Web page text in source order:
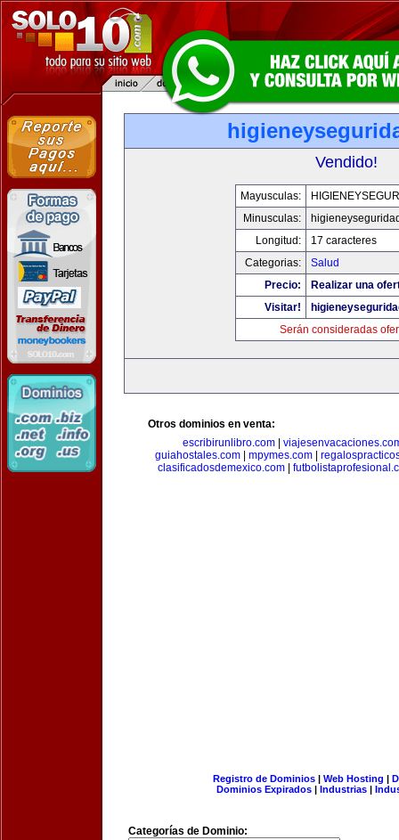
Vendido!
Mayusculas:
Minusculas:
Longitud:
17 caracteres
Categorias:
Salud
Precio:
Realizar una
Visitar!
Serán consideradas
Otros dominios en venta:
escribirunlibro.com
guiahostales.com| mpymes.com|
clasificadosdemexico.com|
Registro de Dominios| Web Hosting |
Dominios Expirados | Industrias |
Categorías de Dominio: